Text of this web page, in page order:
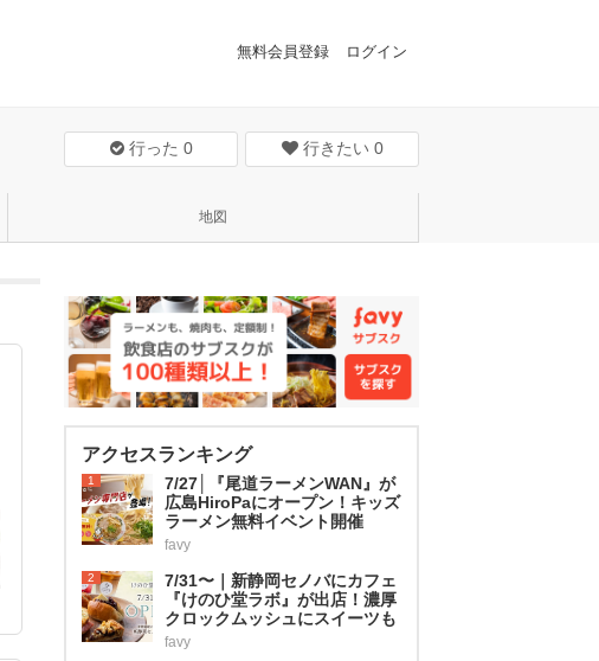
無料会員登録 ログイン
行った 0 行きたい 0
地図
アクセスランキング
1
7/27│『尾道ラーメンWAN』が
広島HiroPaにオープン！キッズ
ラーメン無料イベント開催
favy
2
7/31〜｜新静岡セノバにカフェ
『けのひ堂ラボ』が出店！濃厚
クロックムッシュにスイーツも
favy